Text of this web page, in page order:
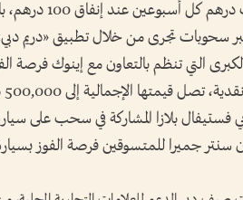
تتيح للزوار فرصة
التي تنظم بالتعاون مع إينوك فرصة
فستيفال بلازا المشاركة في سحب على
جميرا للمتسوقين فرصة الفوز